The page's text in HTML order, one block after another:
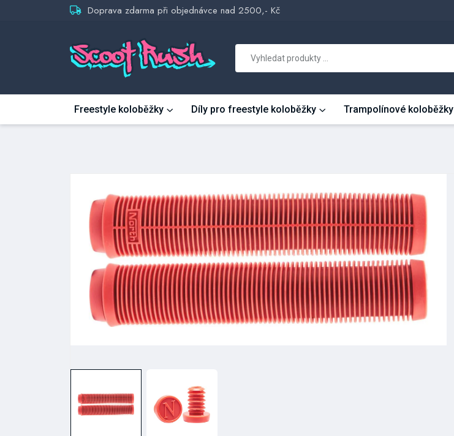
Doprava zdarma při objednávce nad 2500,- Kč
Freestyle koloběžky Díly pro freestyle koloběžky Trampolínové koloběžky